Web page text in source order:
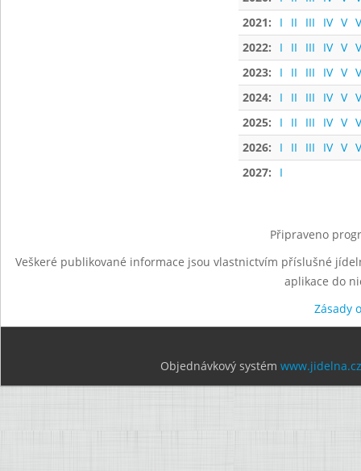
2021:
I II III IV V
2022:
I II III IV V
2023:
I II III IV V
2024:
I II III IV V
2025:
I II III IV V
2026:
I II III IV V
2027:
I
Připraveno
Veškeré publikované informace jsou vlastnictvím příslušné
aplikace do
Zásady
Objednávkový systém www.jidelna.cz